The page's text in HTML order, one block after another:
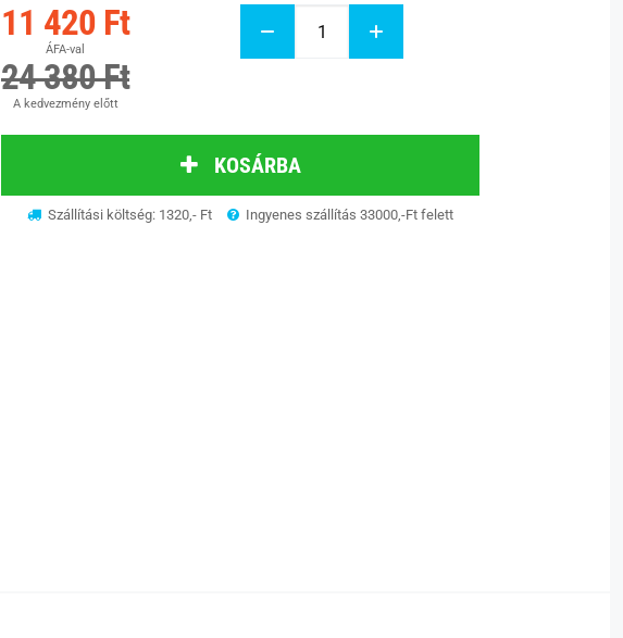
11 420 Ft
ÁFA-val
24 380 Ft
A kedvezmény előtt
KOSÁRBA
Szállítási költség: 1320,- Ft Ingyenes szállítás 33000,-Ft felett